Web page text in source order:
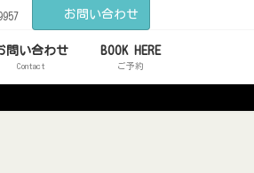
お問い合わせ
問い合わせ
Contact
BOOK HERE
ご予約